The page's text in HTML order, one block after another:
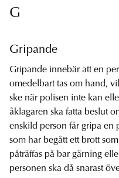
G
Gripande
Gripande innebär att en
omedelbart tas om hand,
ske när polisen inte kan
åklagaren ska fatta beslut
enskild person får gripa en
som har begått ett brott
påträffas på bar gärning
personen ska då snarast